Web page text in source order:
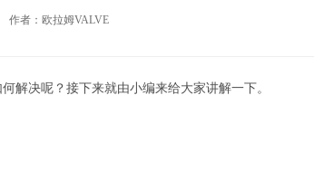
作者：欧拉姆VALVE
解决呢？接下来就由小编来给大家讲解一下。